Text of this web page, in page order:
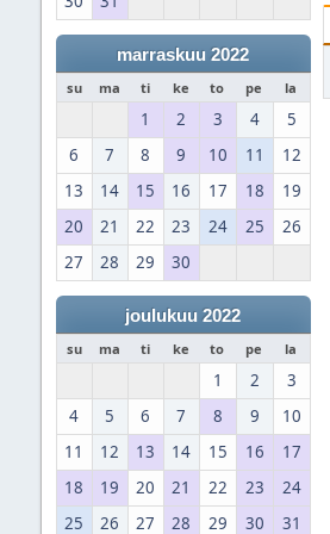
marraskuu 2022
su ma ti ke to pe la
1 2 3 4
5
6
7 8 9 10 11
12
13
14 15 16 17 18
19
20
21 22 23 24 25
26
27
28 29 30
joulukuu 2022
su ma ti ke to pe la
1 2
3
4
5 6 7 8 9
10
11
12 13 14 15 16
17
18
19 20 21 22 23
24
25
26 27 28 29 30 31